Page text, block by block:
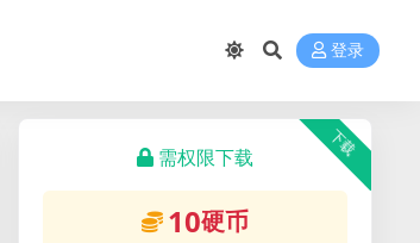
登录
下载
需权限下载
10硬币